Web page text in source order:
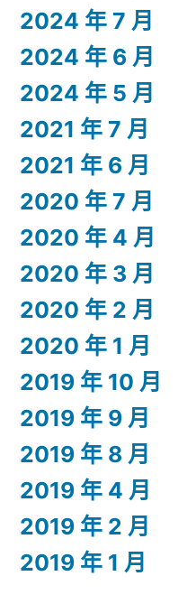
2024 年 7 月
2024 年 6 月
2024 年 5 月
2021 年 7 月
2021 年 6 月
2020 年 7 月
2020 年 4 月
2020 年 3 月
2020 年 2 月
2020 年 1 月
2019 年 10 月
2019 年 9 月
2019 年 8 月
2019 年 4 月
2019 年 2 月
2019 年 1 月